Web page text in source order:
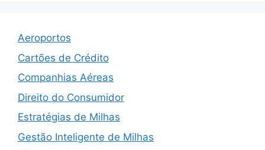
Aeroportos
Cartões de Crédito
Companhias Aéreas
Direito do Consumidor
Estratégias de Milhas
Gestão Inteligente de Milhas